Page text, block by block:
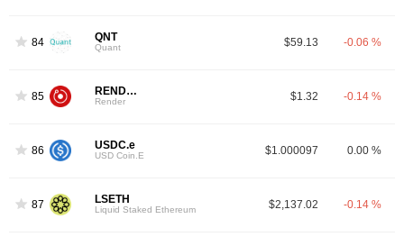
84 QNT
Quant $59.13 -0.06 %
85 RENDER
Render $1.32 -0.14 %
86 USDC.e
USD Coin.E $1.000097 0.00 %
87 LSETH
Liquid Staked Ethereum $2,137.02 -0.14 %